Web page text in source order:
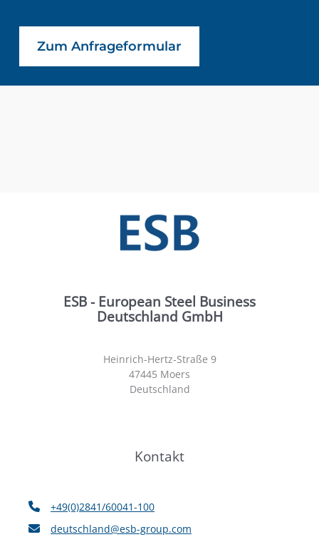
Zum Anfrageformular
ESB - European Steel Business
Deutschland GmbH
Heinrich-Hertz-Straße 9
47445 Moers
Deutschland
Kontakt
+49(0)2841/60041-100
deutschland@esb-group.com